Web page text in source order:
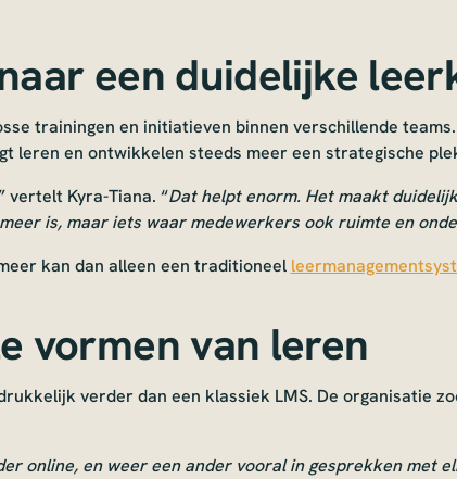
een duidelijke
trainingen en initiatieven binnen verschillende
leren en ontwikkelen steeds meer een strategische
vertelt Kyra-Tiana. “Dat helpt enorm. Het maakt
is, maar iets waar medewerkers ook ruimte en
kan dan alleen een traditioneel
vormen van leren
verder dan een klassiek LMS. De organisatie
online, en weer een ander vooral in gesprekken met